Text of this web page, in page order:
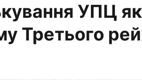
УПЦ як
Третього